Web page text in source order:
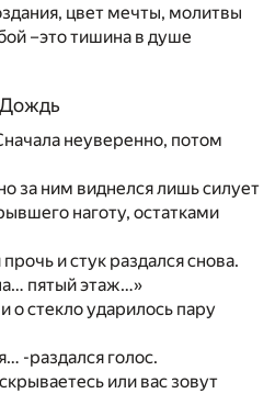
цвет мечты, молитвы
–это тишина в душе
Дождь
неуверенно, потом
за ним виднелся лишь силует
наготу, остатками
и стук раздался снова.
пятый этаж…»
о стекло ударилось пару
-раздался голос.
или вас зовут